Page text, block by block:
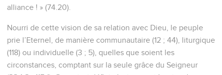
alliance ! » (74.20).
Nourri de cette vision de sa relation avec Dieu, le peuple
prie l’Eternel, de manière communautaire (12 ; 44), liturgique
(118) ou individuelle (3 ; 5), quelles que soient les
circonstances, comptant sur la seule grâce du Seigneur